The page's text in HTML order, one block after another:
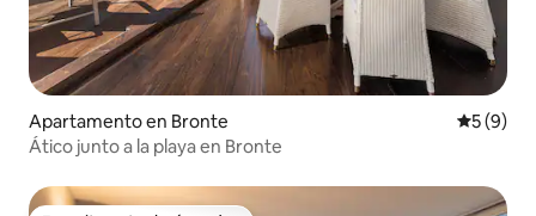
Apartamento en Bronte
5 (9)
Ático junto a la playa en Bronte